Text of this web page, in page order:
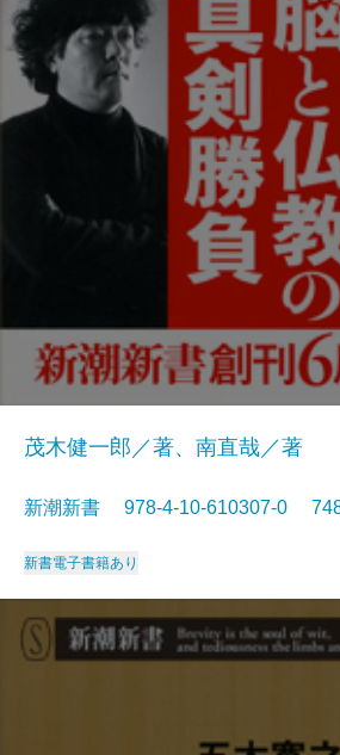
茂木健一郎／著、南直哉／著
新潮新書 978-4-10-610307-0
新書電子書籍あり